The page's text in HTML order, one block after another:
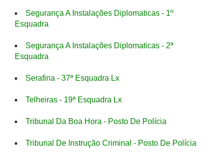
Segurança A Instalações Diplomaticas - 1º
Esquadra
Segurança A Instalações Diplomaticas - 2ª
Esquadra
Serafina - 37ª Esquadra Lx
Telheiras - 19ª Esquadra Lx
Tribunal Da Boa Hora - Posto De Polícia
Tribunal De Instrução Criminal - Posto De Polícia